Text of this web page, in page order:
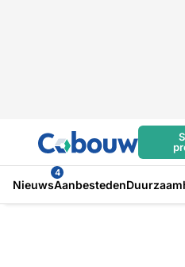
Nieuws
4
Aanbesteden